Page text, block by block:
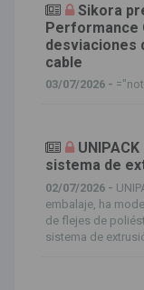
Sikora
Performance
desviaciones
cable
03/07/2026 -
sistema de
02/07/2026 -
embalaje, ha
de flejes de
sistema de